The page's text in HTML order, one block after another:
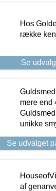
Hos
række
Se
mere end
unikke
Se udvalget
af